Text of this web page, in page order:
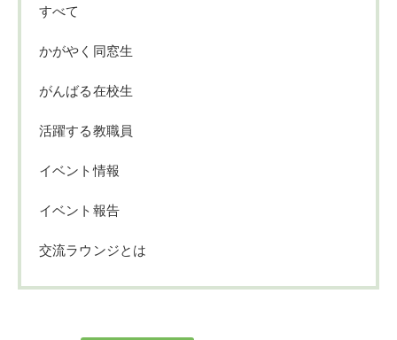
すべて
かがやく同窓生
がんばる在校生
活躍する教職員
イベント情報
イベント報告
交流ラウンジとは